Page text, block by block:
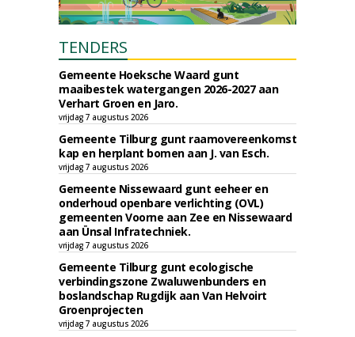
TENDERS
Gemeente Hoeksche Waard gunt
maaibestek watergangen 2026-2027 aan
Verhart Groen en Jaro.
vrijdag 7 augustus 2026
Gemeente Tilburg gunt raamovereenkomst
kap en herplant bomen aan J. van Esch.
vrijdag 7 augustus 2026
Gemeente Nissewaard gunt eeheer en
onderhoud openbare verlichting (OVL)
gemeenten Voorne aan Zee en Nissewaard
aan Ünsal Infratechniek.
vrijdag 7 augustus 2026
Gemeente Tilburg gunt ecologische
verbindingszone Zwaluwenbunders en
boslandschap Rugdijk aan Van Helvoirt
Groenprojecten
vrijdag 7 augustus 2026